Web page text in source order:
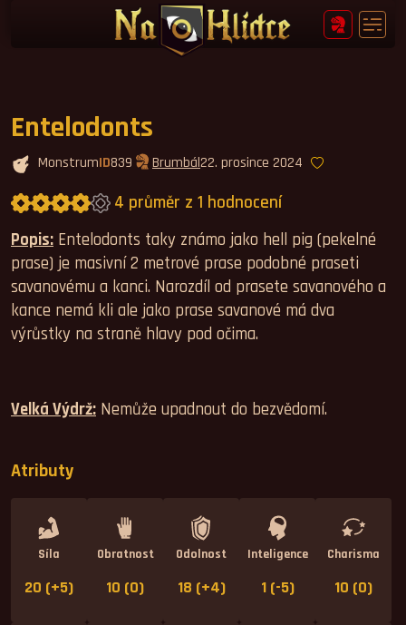
Entelodonts
MonstrumID839 Brumbál22. prosince 2024
4 průměr z 1 hodnocení
Průměrné hodnocení 4,0.
Popis: Entelodonts taky známo jako hell pig (pekelné
prase) je masivní 2 metrové prase podobné praseti
savanovému a kanci. Narozdíl od prasete savanového a
kance nemá kli ale jako prase savanové má dva
výrůstky na straně hlavy pod očima.
Velká Výdrž: Nemůže upadnout do bezvědomí.
Atributy
Síla
20 (+5)
Obratnost
10 (0)
Odolnost
18 (+4)
Inteligence
1 (-5)
Charisma
10 (0)